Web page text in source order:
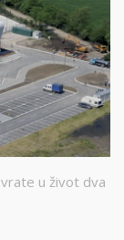
u život dva